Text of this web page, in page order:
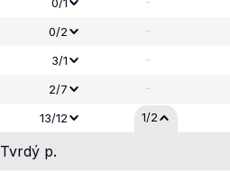
0/2 -
3/1 -
2/7 -
13/12 1/2
Tvrdý p.